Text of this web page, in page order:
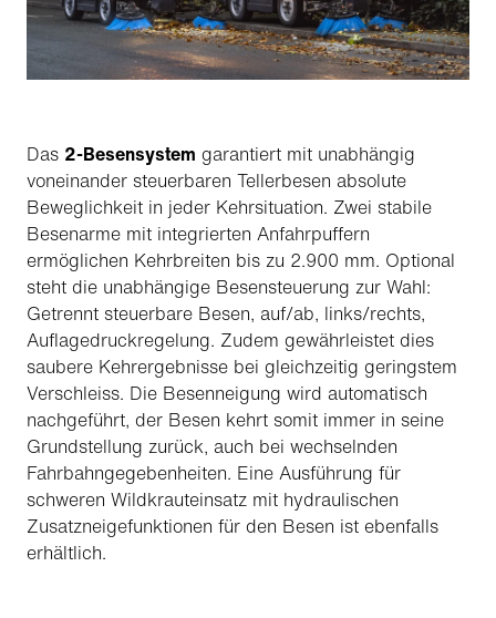
Das 2-Besensystem garantiert mit unabhängig
voneinander steuerbaren Tellerbesen absolute
Beweglichkeit in jeder Kehrsituation. Zwei stabile
Besenarme mit integrierten Anfahrpuffern
ermöglichen Kehrbreiten bis zu 2.900 mm. Optional
steht die unabhängige Besensteuerung zur Wahl:
Getrennt steuerbare Besen, auf/ab, links/rechts,
Auflagedruckregelung. Zudem gewährleistet dies
saubere Kehrergebnisse bei gleichzeitig geringstem
Verschleiss. Die Besenneigung wird automatisch
nachgeführt, der Besen kehrt somit immer in seine
Grundstellung zurück, auch bei wechselnden
Fahrbahngegebenheiten. Eine Ausführung für
schweren Wildkrauteinsatz mit hydraulischen
Zusatzneigefunktionen für den Besen ist ebenfalls
erhältlich.